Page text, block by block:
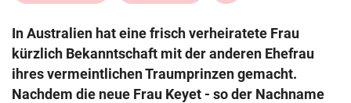
search
Suchbegriff
eingeben
In Australien hat eine frisch verheiratete Frau
kürzlich Bekanntschaft mit der anderen Ehefrau
ihres vermeintlichen Traumprinzen gemacht.
Nachdem die neue Frau Keyet - so der Nachname